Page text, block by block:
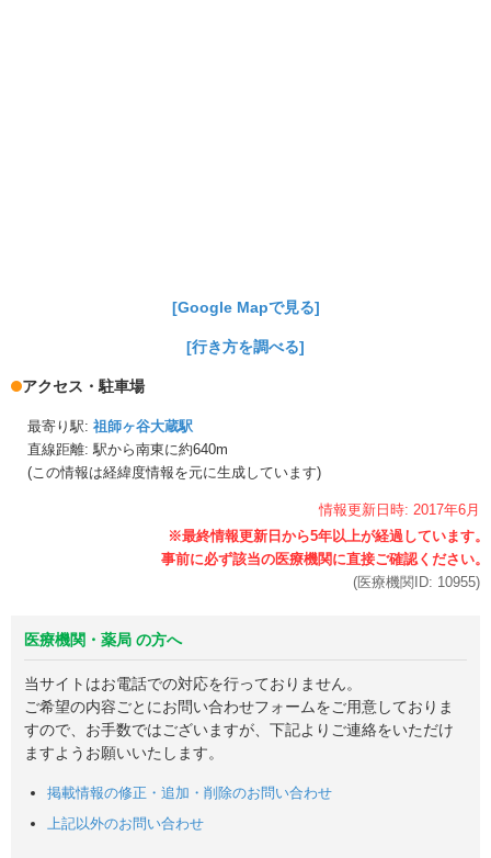
[Google Mapで見る]
[行き方を調べる]
アクセス・駐車場
最寄り駅: 祖師ヶ谷大蔵駅
直線距離: 駅から南東に約640m
(この情報は経緯度情報を元に生成しています)
情報更新日時: 2017年6月
(医療機関ID: 10955)
医療機関・薬局 の方へ
当サイトはお電話での対応を行っておりません。
ご希望の内容ごとにお問い合わせフォームをご用意しておりま
すので、お手数ではございますが、下記よりご連絡をいただけ
ますようお願いいたします。
掲載情報の修正・追加・削除のお問い合わせ
上記以外のお問い合わせ